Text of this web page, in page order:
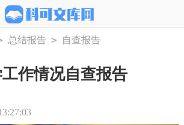
总结报告 > 自查报告
作情况自查报告